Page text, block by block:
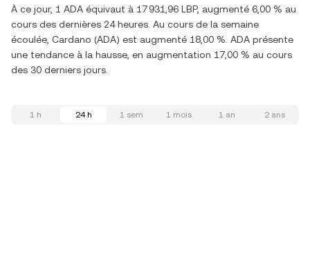
À ce jour, 1 ADA équivaut à 17 931,96 LBP, augmenté 6,00 % au
cours des dernières 24 heures. Au cours de la semaine
écoulée, Cardano (ADA) est augmenté 18,00 %. ADA présente
une tendance à la hausse, en augmentation 17,00 % au cours
des 30 derniers jours.
1 h 24 h 1 sem 1 mois 1 an 2 ans